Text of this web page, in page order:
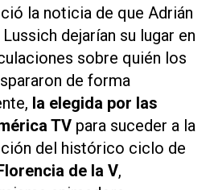
la noticia de que Adrián
dejarían su lugar en
sobre quién los
de forma
la elegida por las
TV para suceder a la
del histórico ciclo de
de la V,